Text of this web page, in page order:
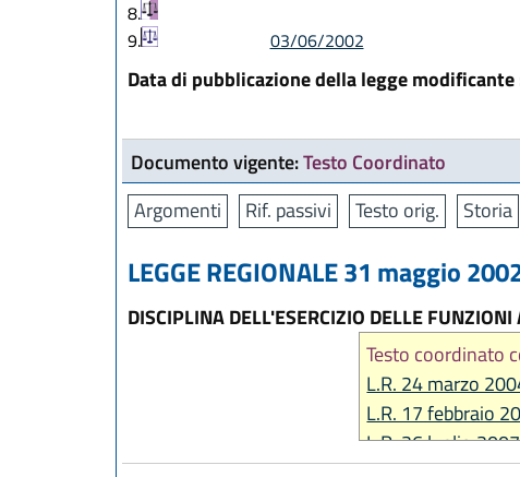
8.
9.
03/06/2002
Data di pubblicazione della legge
Documento vigente:Testo Coordinato
Argomenti
Rif. passivi Testo orig. Storia
LEGGE REGIONALE 31 maggio
DISCIPLINA DELL'ESERCIZIO DELLE
Testo coordinato
L.R. 24 marzo
L.R. 17 febbraio
L.R. 26 luglio